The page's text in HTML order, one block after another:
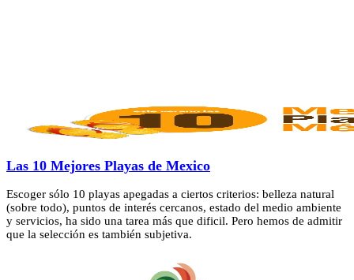
Las 10 Mejores Playas de Mexico
Escoger sólo 10 playas apegadas a ciertos criterios: belleza natural
(sobre todo), puntos de interés cercanos, estado del medio ambiente
y servicios, ha sido una tarea más que dificil. Pero hemos de admitir
que la selección es también subjetiva.